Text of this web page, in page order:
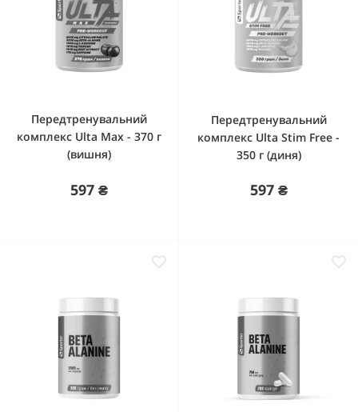
Передтренувальний
комплекс Ulta Max - 370 г
(вишня)
597 ₴
Передтренувальний
комплекс Ulta Stim Free -
350 г (диня)
597 ₴